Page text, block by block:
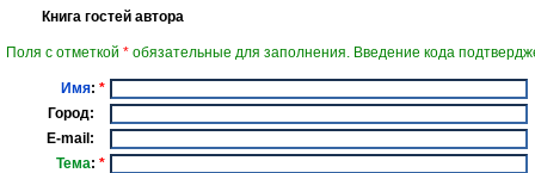
Книга гостей автора
Поля с отметкой * обязательные для заполнения. Введение кода
Имя: *
Город:
E-mail:
Тема: *